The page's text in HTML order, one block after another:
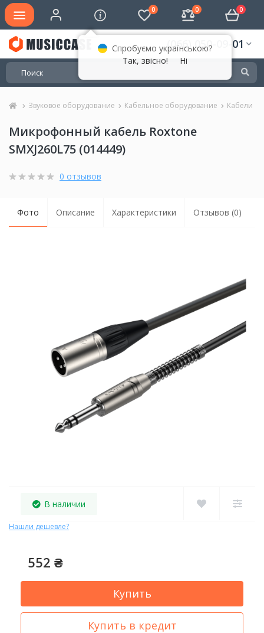
0 0 0
(066) 050-09-01
Звуковое оборудование Кабельное оборудование Кабели
Микрофонный кабель Roxtone
SMXJ260L75 (014449)
0 отзывов
Фото Описание Характеристики Отзывов (0)
В наличии
Нашли дешевле?
552 ₴
Купить
Купить в кредит
Спробуємо українською?
Так, звісно!
Ні